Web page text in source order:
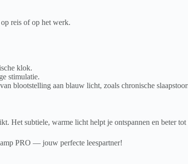
reis of op het werk.
klok.
stimulatie.
blootstelling aan blauw licht, zoals chronische
subtiele, warme licht helpt je ontspannen en beter tot
PRO — jouw perfecte leespartner!